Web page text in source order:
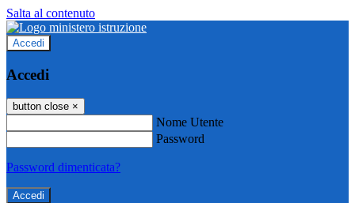
Salta al contenuto
Accedi
Accedi
button close ×
Nome Utente
Password
Password dimenticata?